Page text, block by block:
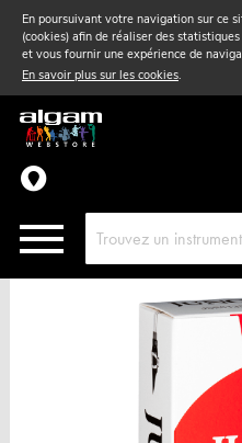
En poursuivant votre navigation sur ce
(cookies) afin de réaliser des
et vous fournir une expérience de
En savoir plus sur les cookies.
Vent& Violon
Accessoires
Pièces détachées